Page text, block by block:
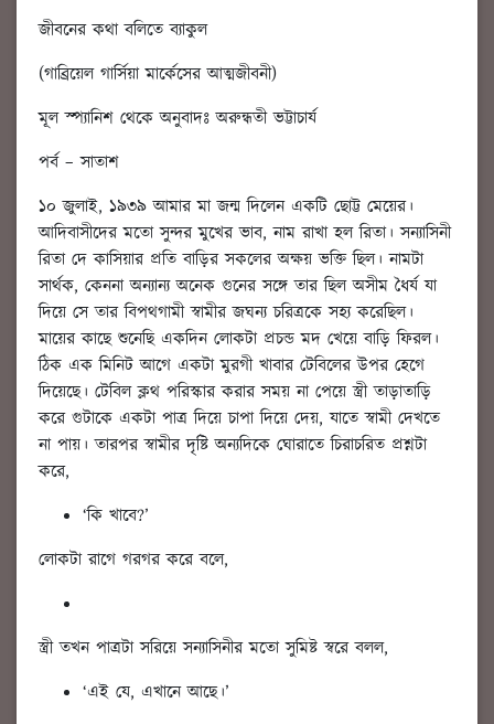
জীবনের কথা বলিতে ব্যাকুল
(গাব্রিয়েল গার্সিয়া মার্কেসের আত্মজীবনী)
মূল স্প্যানিশ থেকে অনুবাদঃ অরুন্ধতী ভট্টাচার্য
পর্ব – সাতাশ
১০ জুলাই, ১৯৩৯ আমার মা জন্ম দিলেন একটি ছোট্ট মেয়ের।
আদিবাসীদের মতো সুন্দর মুখের ভাব, নাম রাখা হল রিতা। সন্যাসিনী
রিতা দে কাসিয়ার প্রতি বাড়ির সকলের অক্ষয় ভক্তি ছিল। নামটা
সার্থক, কেননা অন্যান্য অনেক গুনের সঙ্গে তার ছিল অসীম ধৈর্য যা
দিয়ে সে তার বিপথগামী স্বামীর জঘন্য চরিত্রকে সহ্য করেছিল।
মায়ের কাছে শুনেছি একদিন লোকটা প্রচন্ড মদ খেয়ে বাড়ি ফিরল।
ঠিক এক মিনিট আগে একটা মুরগী খাবার টেবিলের উপর হেগে
দিয়েছে। টেবিল ক্লথ পরিস্কার করার সময় না পেয়ে স্ত্রী তাড়াতাড়ি
করে গুটাকে একটা পাত্র দিয়ে চাপা দিয়ে দেয়, যাতে স্বামী দেখতে
না পায়। তারপর স্বামীর দৃষ্টি অন্যদিকে ঘোরাতে চিরাচরিত প্রশ্নটা
করে,
‘কি খাবে?’
লোকটা রাগে গরগর করে বলে,
স্ত্রী তখন পাত্রটা সরিয়ে সন্যাসিনীর মতো সুমিষ্ট স্বরে বলল,
‘এই যে, এখানে আছে।’